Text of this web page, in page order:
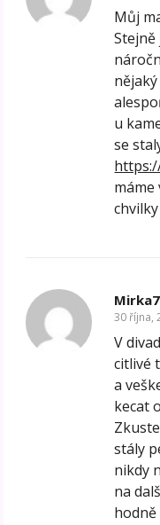
Můj
Stejně
u
se
30 října,
V
citlivé
a
kecat
stály
nikdy
na
hodně